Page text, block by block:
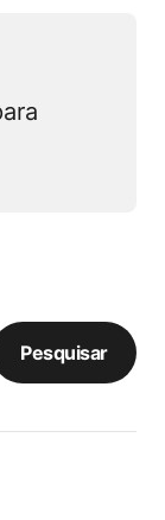
Pesquisar